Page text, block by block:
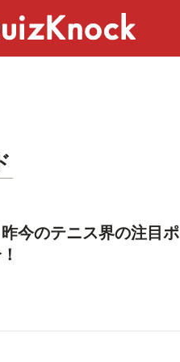
今のテニス界の注目ポ